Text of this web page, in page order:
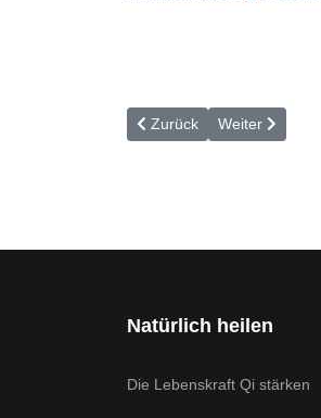
Vorheriger Beitrag:
Zurück Nächster
Weiter
Natürlich heilen
Die Lebenskraft Qi stärken